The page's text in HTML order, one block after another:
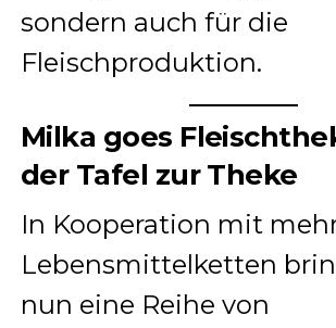
sondern auch für die
Fleischproduktion.
Milka goes
der Tafel zur Theke
In Kooperation mit
Lebensmittelketten
nun eine Reihe von